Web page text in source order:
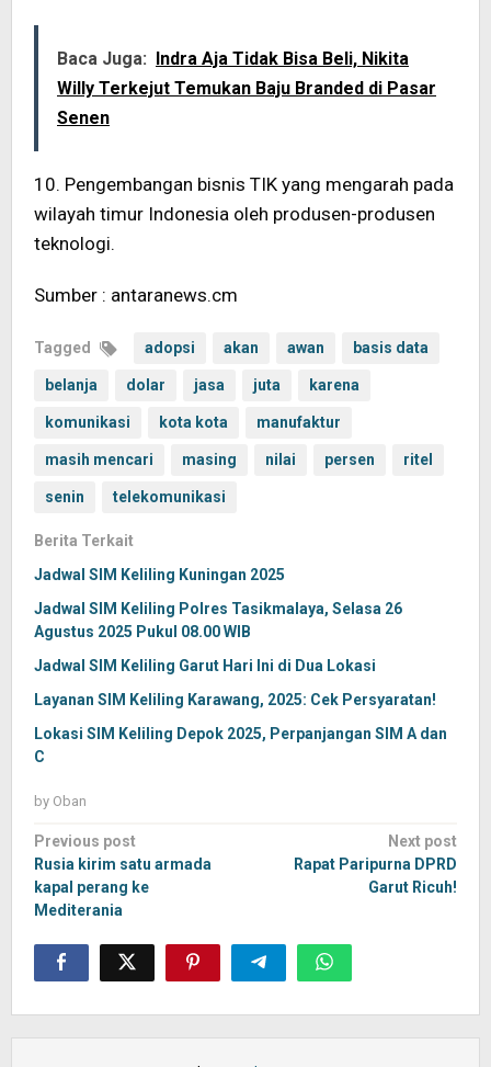
Baca Juga: Indra Aja Tidak Bisa Beli, Nikita
Willy Terkejut Temukan Baju Branded di Pasar
Senen
10. Pengembangan bisnis TIK yang mengarah pada
wilayah timur Indonesia oleh produsen-produsen
teknologi.
Sumber : antaranews.cm
Tagged adopsi akan awan basis data
belanja dolar jasa juta karena
komunikasi kota kota manufaktur
masih mencari masing nilai persen ritel
senin telekomunikasi
Berita Terkait
Jadwal SIM Keliling Kuningan 2025
Jadwal SIM Keliling Polres Tasikmalaya, Selasa 26
Agustus 2025 Pukul 08.00 WIB
Jadwal SIM Keliling Garut Hari Ini di Dua Lokasi
Layanan SIM Keliling Karawang, 2025: Cek Persyaratan!
Lokasi SIM Keliling Depok 2025, Perpanjangan SIM A dan
C
by Oban
Post
navigation
Previous post
Rusia kirim satu armada
kapal perang ke
Mediterania
Next post
Rapat Paripurna DPRD
Garut Ricuh!